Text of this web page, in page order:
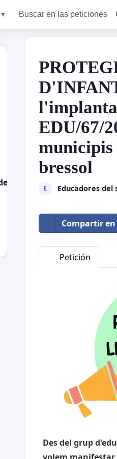
Buscar en las peticiones
EDU/67/
municipis
bressol
E Educadores del
Compartir en
Petición
Des del grup
crédito